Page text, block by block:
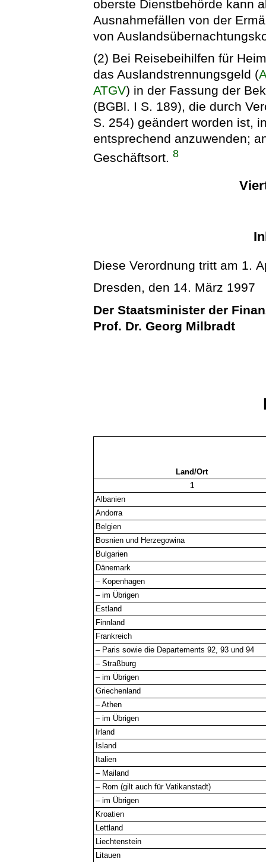
oberste Dienstbehörde kann
Ausnahmefällen von der
von
(2) Bei Reisebeihilfen für
das Auslandstrennungsgeld (
ATGV) in der Fassung der
(BGBl. I S. 189), die durch
S. 254) geändert worden ist,
entsprechend anzuwenden;
Geschäftsort.8
Diese Verordnung tritt am 1.
Dresden, den 14. März 1997
Der Staatsminister der
Prof. Dr. Georg Milbradt
Land/Ort
1
Albanien
Andorra
Belgien
Bosnien und Herzegowina
Bulgarien
Dänemark
– Kopenhagen
– im Übrigen
Estland
Finnland
Frankreich
– Paris sowie die Departements 92, 93 und 94
– Straßburg
– im Übrigen
Griechenland
– Athen
– im Übrigen
Irland
Island
Italien
– Mailand
– Rom (gilt auch für Vatikanstadt)
– im Übrigen
Kroatien
Lettland
Liechtenstein
Litauen